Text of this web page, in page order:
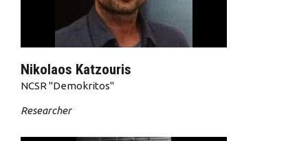
Nikolaos Katzouris
NCSR "Demokritos"
Researcher